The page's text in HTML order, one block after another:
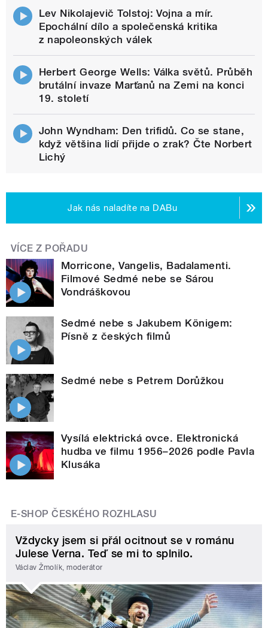
Lev Nikolajevič Tolstoj: Vojna a mír.
Epochální dílo a společenská kritika
z napoleonských válek
Herbert George Wells: Válka světů. Průběh
brutální invaze Marťanů na Zemi na konci
19. století
John Wyndham: Den trifidů. Co se stane,
když většina lidí přijde o zrak? Čte Norbert
Lichý
Jak nás naladíte na DABu
VÍCE Z POŘADU
Morricone, Vangelis, Badalamenti.
Filmové Sedmé nebe se Sárou
Vondráškovou
Sedmé nebe s Jakubem Königem:
Písně z českých filmů
Sedmé nebe s Petrem Dorůžkou
Vysílá elektrická ovce. Elektronická
hudba ve filmu 1956–2026 podle Pavla
Klusáka
E-SHOP ČESKÉHO ROZHLASU
Vždycky jsem si přál ocitnout se v románu
Julese Verna. Teď se mi to splnilo.
Václav Žmolík, moderátor